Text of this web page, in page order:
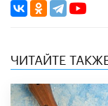
ЧИТАЙТЕ